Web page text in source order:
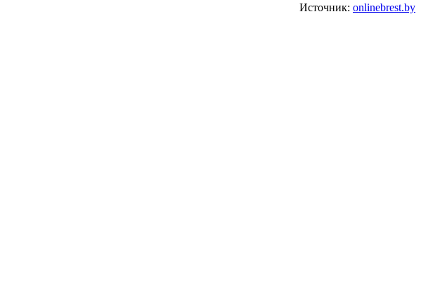
Источник: onlinebrest.by